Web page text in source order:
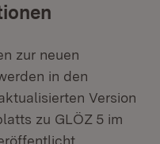
zur neuen
in den
Version
zu GLÖZ 5 im